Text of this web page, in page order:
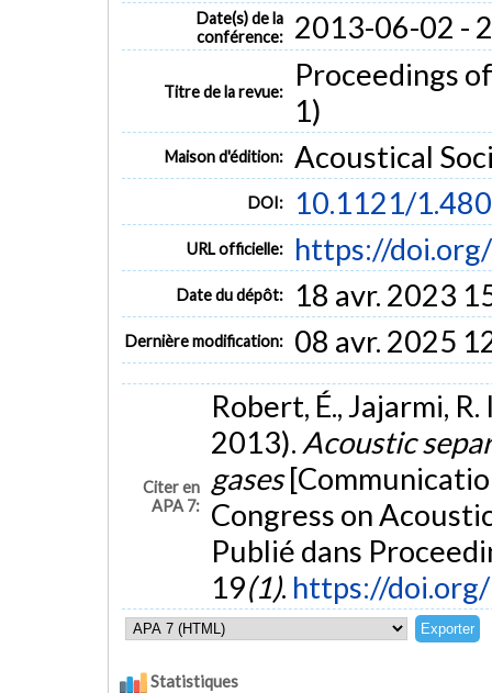
Date(s) de la
conférence:
2013-06-02 -
Titre de la revue:
Proceedings
1)
Maison d'édition: Acoustical
DOI: 10.1121/
URL officielle: https://
Date du dépôt: 18 avr. 2023
Dernière modification: 08 avr. 2025
Citer en
APA 7:
Robert, É., Jajarmi,
2013). Acoustic
gases
Congress on
Publié dans
19(1). https://
Statistiques